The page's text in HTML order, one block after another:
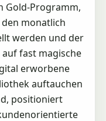
Gold-Programm,
monatlich
werden und der
fast magische
erworbene
auftauchen
positioniert